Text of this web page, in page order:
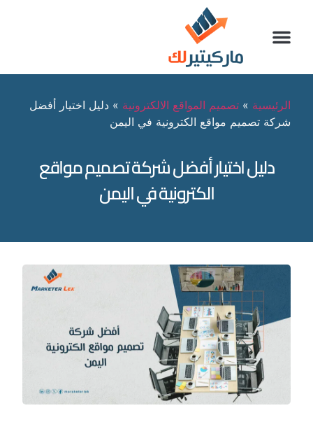
الرئيسية » تصميم المواقع الالكترونية » دليل اختيار أفضل
شركة تصميم مواقع الكترونية في اليمن
دليل اختيار أفضل شركة تصميم مواقع
الكترونية في اليمن